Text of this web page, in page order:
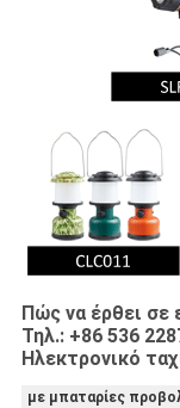
Πώς να έρθει σε
Τηλ.: +86 536
Ηλεκτρονικό
με μπαταρίες